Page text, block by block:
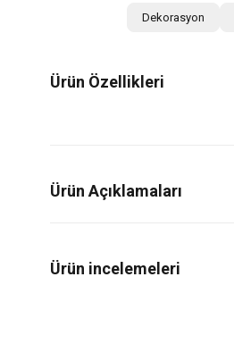
Dekorasyon
Ürün Özellikleri
Ürün Açıklamaları